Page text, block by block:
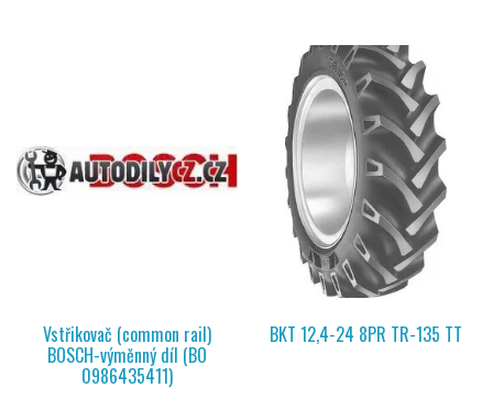
Vstřikovač (common rail)
BOSCH-výměnný díl (BO
0986435411)
BKT 12,4-24 8PR TR-135 TT